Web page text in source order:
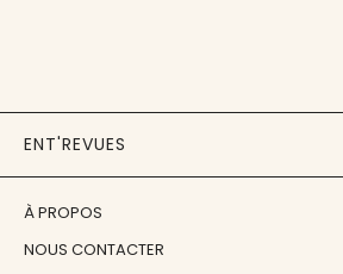
ENT'REVUES
À PROPOS
NOUS CONTACTER